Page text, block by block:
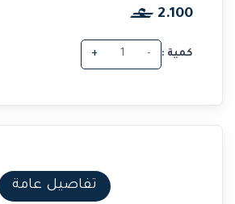
2.100
كمية : -
+
تفاصيل عامة